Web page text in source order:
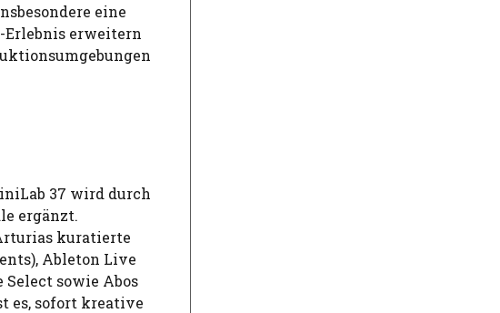
eine
Erlebnis erweitern
37 wird durch
ergänzt.
kuratierte
Ableton Live
sowie Abos
es, sofort kreative